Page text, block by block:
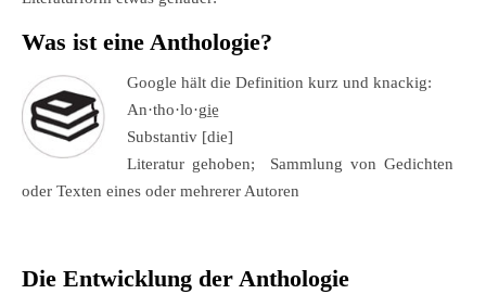
Was ist eine Anthologie?
Google hält die Definition kurz und knackig:
An·tho·lo·gi̱e̱
Substantiv [die]
Literatur gehoben; Sammlung von Gedichten
oder Texten eines oder mehrerer Autoren
Die Entwicklung der Anthologie